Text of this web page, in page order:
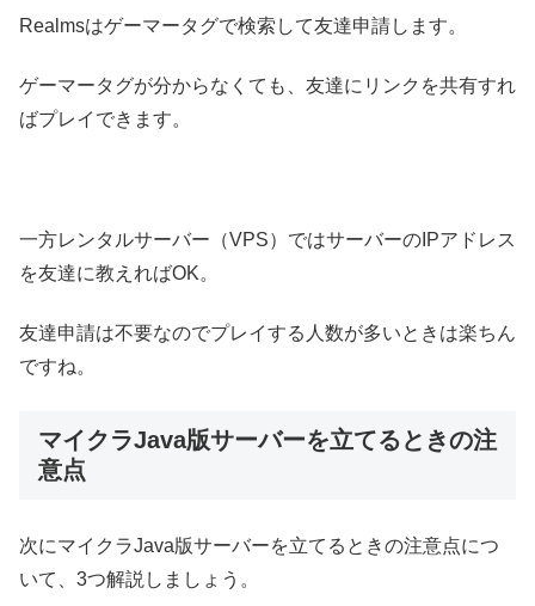
Realmsはゲーマータグで検索して友達申請します。
ゲーマータグが分からなくても、友達にリンクを共有すれ
ばプレイできます。
一方レンタルサーバー（VPS）ではサーバーのIPアドレス
を友達に教えればOK。
友達申請は不要なのでプレイする人数が多いときは楽ちん
ですね。
マイクラJava版サーバーを立てるときの注
意点
次にマイクラJava版サーバーを立てるときの注意点につ
いて、3つ解説しましょう。